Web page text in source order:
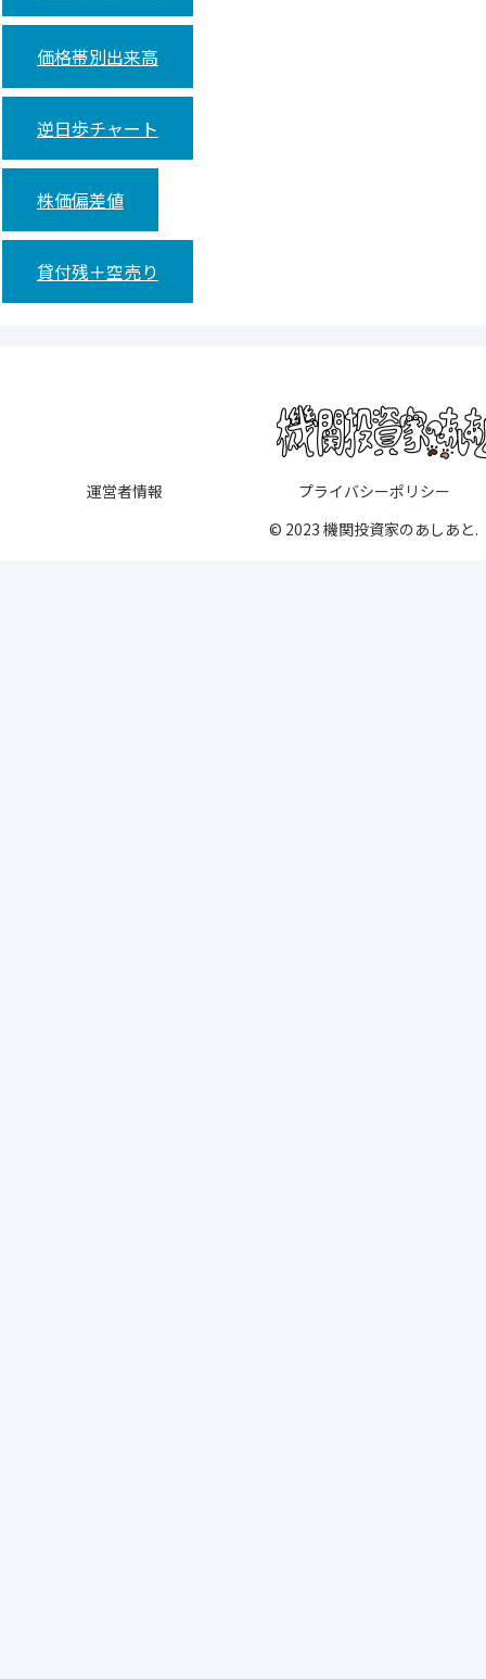
価格帯別出来高
逆日歩チャート
株価偏差値
貸付残＋空売り
運営者情報
プライバシーポリシー
© 2023 機関投資家のあしあと.